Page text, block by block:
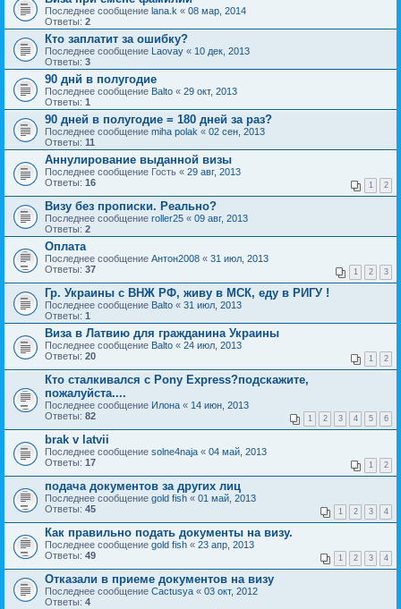
Последнее сообщение lana.k « 08 мар, 2014
Ответы: 2
Кто заплатит за ошибку?
Последнее сообщение Laovay « 10 дек, 2013
Ответы: 3
90 днй в полугодие
Последнее сообщение Balto « 29 окт, 2013
Ответы: 1
90 дней в полугодие = 180 дней за раз?
Последнее сообщение miha polak « 02 сен, 2013
Ответы: 11
Аннулирование выданной визы
Последнее сообщение Гость « 29 авг, 2013
Ответы: 16 1 2
Визу без прописки. Реально?
Последнее сообщение roller25 « 09 авг, 2013
Ответы: 2
Оплата
Последнее сообщение Антон2008 « 31 июл, 2013
Ответы: 37 1 2 3
Гр. Украины с ВНЖ РФ, живу в МСК, еду в РИГУ !
Последнее сообщение Balto « 31 июл, 2013
Ответы: 1
Виза в Латвию для гражданина Украины
Последнее сообщение Balto « 24 июл, 2013
Ответы: 20 1 2
Кто сталкивался с Pony Express?подскажите,
пожалуйста....
Последнее сообщение Илона « 14 июн, 2013
Ответы: 82 1 2 3 4 5 6
brak v latvii
Последнее сообщение solne4naja « 04 май, 2013
Ответы: 17 1 2
подача документов за других лиц
Последнее сообщение gold fish « 01 май, 2013
Ответы: 45 1 2 3 4
Как правильно подать документы на визу.
Последнее сообщение gold fish « 23 апр, 2013
Ответы: 49 1 2 3 4
Отказали в приеме документов на визу
Последнее сообщение Cactusya « 03 окт, 2012
Ответы: 4